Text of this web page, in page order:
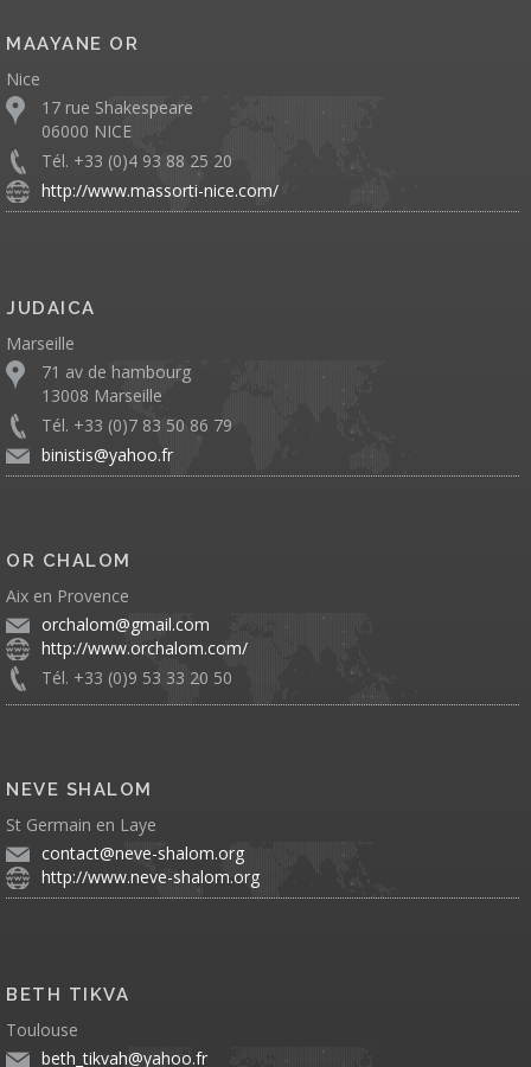
MAAYANE OR
Nice
17 rue Shakespeare
06000 NICE
Tél. +33 (0)4 93 88 25 20
http://www.massorti-nice.com/
JUDAICA
Marseille
71 av de hambourg
13008 Marseille
Tél. +33 (0)7 83 50 86 79
binistis@yahoo.fr
OR CHALOM
Aix en Provence
orchalom@gmail.com
http://www.orchalom.com/
Tél. +33 (0)9 53 33 20 50
NEVE SHALOM
St Germain en Laye
contact@neve-shalom.org
http://www.neve-shalom.org
BETH TIKVA
Toulouse
beth_tikvah@yahoo.fr